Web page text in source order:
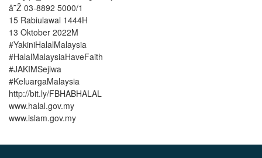
â˜Ž 03-8892 5000/1
15 Rabiulawal 1444H
13 Oktober 2022M
#YakiniHalalMalaysia
#HalalMalaysiaHaveFaith
#JAKIMSejiwa
#KeluargaMalaysia
http://bit.ly/FBHABHALAL
www.halal.gov.my
www.islam.gov.my